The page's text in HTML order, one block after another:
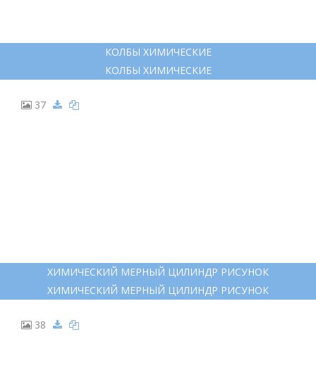
КОЛБЫ ХИМИЧЕСКИЕ
КОЛБЫ ХИМИЧЕСКИЕ
37
ХИМИЧЕСКИЙ МЕРНЫЙ ЦИЛИНДР РИСУНОК
ХИМИЧЕСКИЙ МЕРНЫЙ ЦИЛИНДР РИСУНОК
38